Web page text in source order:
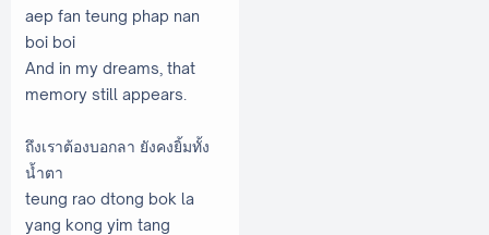
aep fan teung phap nan
boi boi
And in my dreams, that
memory still appears.
ถึงเราต้องบอกลา ยังคงยิ้มทั้ง
น้ำตา
teung rao dtong bok la
yang kong yim tang